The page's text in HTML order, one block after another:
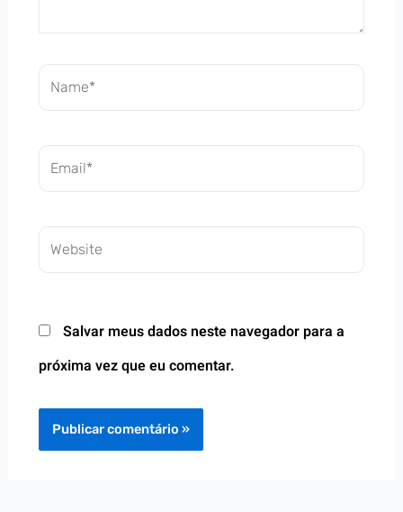
Name*
Email*
Website
Salvar meus dados neste navegador para a
próxima vez que eu comentar.